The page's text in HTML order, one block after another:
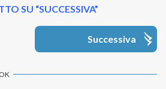
SU “SUCCESSIVA”
Successiva